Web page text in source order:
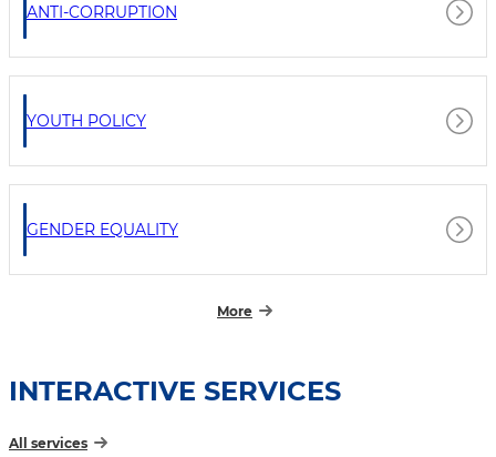
ANTI-CORRUPTION
YOUTH POLICY
GENDER EQUALITY
More
INTERACTIVE SERVICES
All services